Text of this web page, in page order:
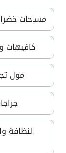
مساحات
كافيهات
مول
النظافة